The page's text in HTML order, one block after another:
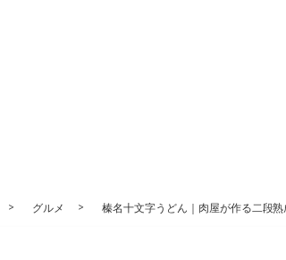
グルメ 榛名十文字うどん｜肉屋が作る二段